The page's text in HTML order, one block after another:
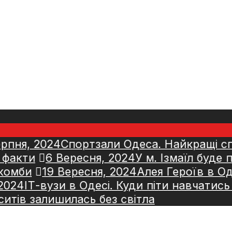
2024Спортзали Одеса. Найкращі
факти 6 Вересня, 2024У м. Ізмаїл буде
19 Вересня, 2024Алея Героїв в
ІТ-вузи в Одесі. Куди піти
залишилась без світла